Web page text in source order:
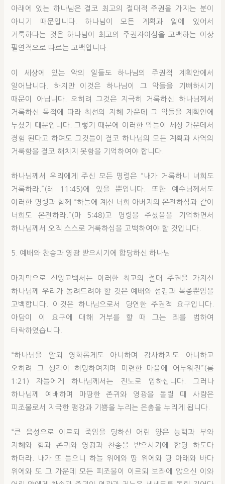
아래에 있는 하나님은 결코 최고의 절대적 주권을 가지는 분이
아니기 때문입니다. 하나님이 모든 계획과 일에 있어서
거룩하다는 것은 하나님이 최고의 주권자이심을 고백하는 이상
필연적으로 따르는 고백입니다.
이 세상에 있는 악의 일들도 하나님의 주권적 계획안에서
일어납니다. 하지만 이것은 하나님이 그 악들을 기뻐하시기
때문이 아닙니다. 오히려 그것은 지극히 거룩하신 하나님께서
거룩하신 목적에 따라 최선의 지혜 가운데 그 악들을 계획안에
두셨기 때문입니다. 그렇기 때문에 이러한 악들이 세상 가운데서
경험 된다고 하여도 그것들이 결코 하나님의 모든 계획과 사역의
거룩함을 결코 해치지 못함을 기억하여야 합니다.
하나님께서 우리에게 주신 모든 명령은 “내가 거룩하니 너희도
거룩하라.”(레 11:45)에 있을 뿐입니다. 또한 예수님께서도
이러한 명령과 함께 “하늘에 계신 너희 아버지의 온전하심과 같이
너희도 온전하라.”(마 5:48)고 명령을 주셨음을 기억하면서
하나님께서 오직 스스로 거룩하심을 고백하여야 할 것입니다.
5. 예배와 찬송과 영광 받으시기에 합당하신 하나님
마지막으로 신앙고백서는 이러한 최고의 절대 주권을 가지신
하나님께 우리가 돌려드려야 할 것은 예배와 섬김과 복종뿐임을
고백합니다. 이것은 하나님으로서 당연한 주권적 요구입니다.
아담이 이 요구에 대해 거부를 할 때 그는 죄를 범하여
타락하였습니다.
“하나님을 알되 영화롭게도 아니하며 감사하지도 아니하고
오히려 그 생각이 허망하여지며 미련한 마음에 어두워진”(롬
1:21) 자들에게 하나님께서는 진노로 임하십니다. 그러나
하나님께 예배하며 마땅한 존귀와 영광을 돌릴 때 사람은
피조물로서 지극한 평강과 기쁨을 누리는 은총을 누리게 됩니다.
“큰 음성으로 이르되 죽임을 당하신 어린 양은 능력과 부와
지혜와 힘과 존귀와 영광과 찬송을 받으시기에 합당 하도다
하더라. 내가 또 들으니 하늘 위에와 땅 위에와 땅 아래와 바다
위에와 또 그 가운데 모든 피조물이 이르되 보좌에 앉으신 이와